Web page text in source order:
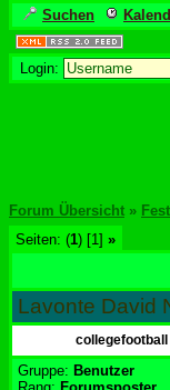
Suchen
Login:
Forum Übersicht »
Seiten: (1) [1] »
Lavonte David
collegefootball
Gruppe: Benutzer